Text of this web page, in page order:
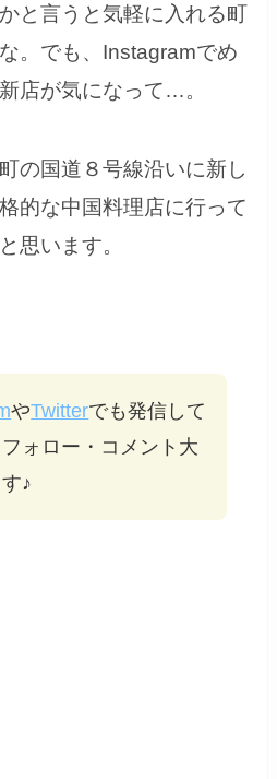
と言うと気軽に入れる町
。でも、Instagramでめ
店が気になって…。
の国道８号線沿いに新し
的な中国料理店に行って
思います。
やTwitterでも発信して
ォロー・コメント大
♪